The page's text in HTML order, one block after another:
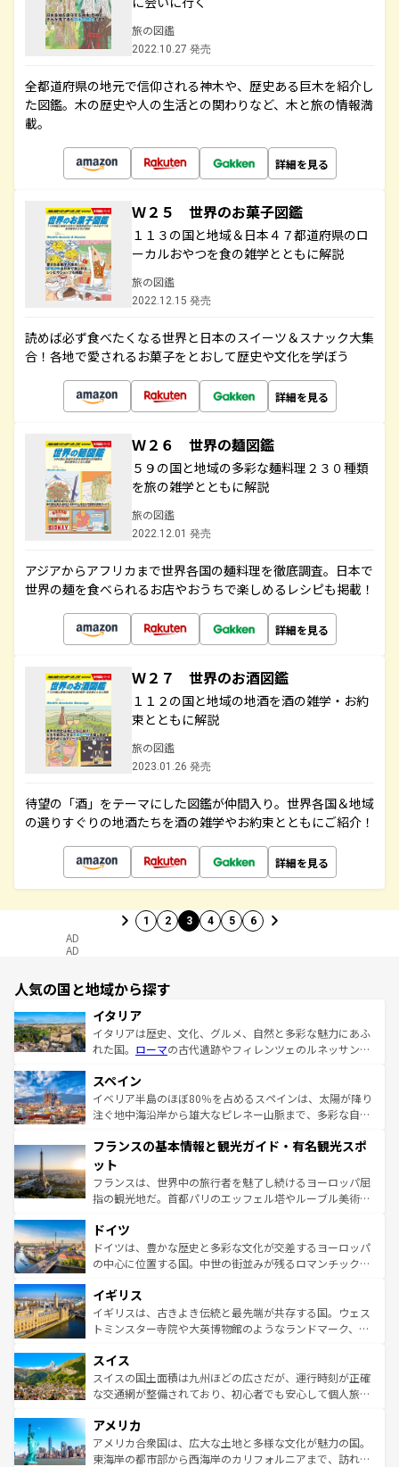
旅の図鑑
2022.10.27 発売
全都道府県の地元で信仰される神木や、歴史ある巨木を紹介し
た図鑑。木の歴史や人の生活との関わりなど、木と旅の情報満
載。
詳細を見る
Ｗ２５ 世界のお菓子図鑑
１１３の国と地域＆日本４７都道府県のロ
ーカルおやつを食の雑学とともに解説
旅の図鑑
2022.12.15 発売
読めば必ず食べたくなる世界と日本のスイーツ＆スナック大集
合！各地で愛されるお菓子をとおして歴史や文化を学ぼう
詳細を見る
Ｗ２６ 世界の麺図鑑
５９の国と地域の多彩な麺料理２３０種類
を旅の雑学とともに解説
旅の図鑑
2022.12.01 発売
アジアからアフリカまで世界各国の麺料理を徹底調査。日本で
世界の麺を食べられるお店やおうちで楽しめるレシピも掲載！
詳細を見る
Ｗ２７ 世界のお酒図鑑
１１２の国と地域の地酒を酒の雑学・お約
束とともに解説
旅の図鑑
2023.01.26 発売
待望の「酒」をテーマにした図鑑が仲間入り。世界各国＆地域
の選りすぐりの地酒たちを酒の雑学やお約束とともにご紹介！
詳細を見る
1 2 3 4 5 6
AD
AD
人気の国と地域から探す
イタリア
イタリアは歴史、文化、グルメ、自然と多彩な魅力にあふ
れた国。 ローマの古代遺跡やフィレンツェのルネッサンス
ろん、トスカーナの美しい田園風景やアマルフィ海岸の絶
景など、自然景観も見逃せない。観光の合間には、本場の
ピザやパスタなど、絶品のイタリア料理を堪能することも
ませてくれるイタリアで、忘れられない旅をしてみよう！
なお、新着のイタリア情報は
しい。
スペイン
イベリア半島のほぼ80％を占めるスペインは、太陽が降り
注ぐ地中海沿岸から雄大なピレネー山脈まで、多彩な自然
文化が根付くこの国では、情熱的なフラメンコ、熱気あふ
れる闘牛、そして美味しいタパスが生活の一部となってい
る。首都マドリードの洗練された雰囲気や、バルセロナの
アートに溢れた街角から、地方では古代ローマ遺跡や中世
せる。地方によって風土や気候が異なるスペインはその個
性で訪れる人を魅了する。 なお、新着のスペイン情報は コ
ンテンツ一覧を参照してほしい。
フランスの基本情報と観光ガイド・有名観光スポ
ット
フランスは、世界中の旅行者を魅了し続けるヨーロッパ屈
指の観光地だ。首都パリのエッフェル塔やルーブル美術館
で、幅広い魅力が詰まっている。華麗な宮殿、歴史的な大
聖堂、美しいビーチ、そして豊かな自然が、訪れる者を心
から魅了する。また、フランスは美食の国としても知ら
いる。シャンパンの発祥地であるランス、プロヴァンスの
香り高いラベンダー畑など、多彩な楽しみ方が可能だ。さ
らに、パリ以外の地域にも魅力が溢れており、どの街角に
れる地方に足を運ぶとそれぞれで全く異なる文化を体験で
きるだろう。 なお、新着のフランス情報はコンテンツ一覧
を参照してほしい。
ドイツ
ドイツは、豊かな歴史と多彩な文化が交差するヨーロッパ
の中心に位置する国。中世の街並みが残るロマンチック街
顔を持つこの国は、どこを歩いても飽きることがない。ベ
ルリンの文化的活気、バイエルン州のアルプスの絶景、そ
してライン川沿いのワイン畑といった風景は必見。ビール
は、お酒好きな人にはぜひ体験してほしい。 なお、新着の
ドイツ情報はコンテンツ一覧を参照してほしい。
イギリス
イギリスは、古きよき伝統と最先端が共存する国。ウェス
トミンスター寺院や大英博物館のようなランドマーク、歴
リアごとに異なる魅力がある。また、優雅なアフタヌーン
ティー、ビール好きにはたまらない英国パブ、サッカー観
戦など、本場だからこそできる体験も豊富。イギリスを旅
ンツ一覧を参照してほしい。
スイス
スイスの国土面積は九州ほどの広さだが、運行時刻が正確
な交通網が整備されており、初心者でも安心して個人旅行
の建物がそのまま残る町や、スイスならではのユニークな
博物館もあり、アルプス観光だけでなく町歩きも満喫する
ことができる。国民の所得が高いため物価も高いが、旅行
アメリカ
アメリカ合衆国は、広大な土地と多様な文化が魅力の国。
東海岸の都市部から西海岸のカリフォルニアまで、訪れる